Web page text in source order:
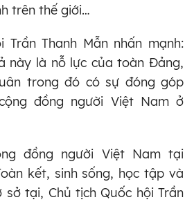
trên thế giới…
Trần Thanh Mẫn nhấn mạnh:
này là nỗ lực của toàn Đảng,
trong đó có sự đóng góp
đồng người Việt Nam ở
đồng người Việt Nam tại
kết, sinh sống, học tập và
sở tại, Chủ tịch Quốc hội Trần